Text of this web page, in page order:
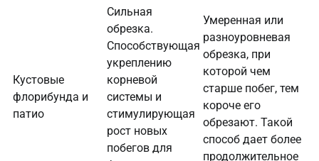
Кустовые
флорибунда и
патио
Сильная
обрезка.
Способствующая
укреплению
корневой
системы и
стимулирующая
рост новых
побегов для
Умеренная или
разноуровневая
обрезка, при
которой чем
старше побег, тем
короче его
обрезают. Такой
способ дает более
продолжительное